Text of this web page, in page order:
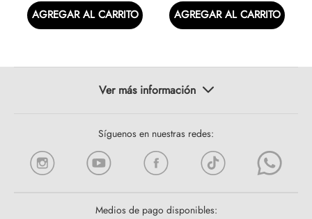
AGREGAR AL CARRITO AGREGAR AL CARRITO
Síguenos en nuestras redes:
Medios de pago disponibles: